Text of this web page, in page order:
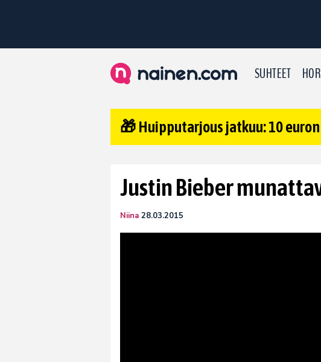
SUHTEET
🎁 Huipputarjous jatkuu: 10
Justin Bieber
Niina 28.03.2015